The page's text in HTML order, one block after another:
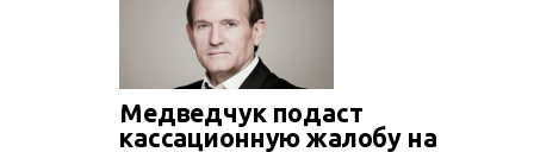
Медведчук подаст
кассационную жалобу на